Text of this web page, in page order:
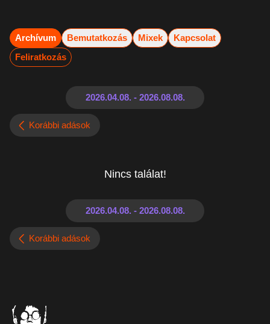
Archívum Bemutatkozás Mixek
Kapcsolat
Feliratkozás
Korábbi adások
Nincs találat!
Korábbi adások